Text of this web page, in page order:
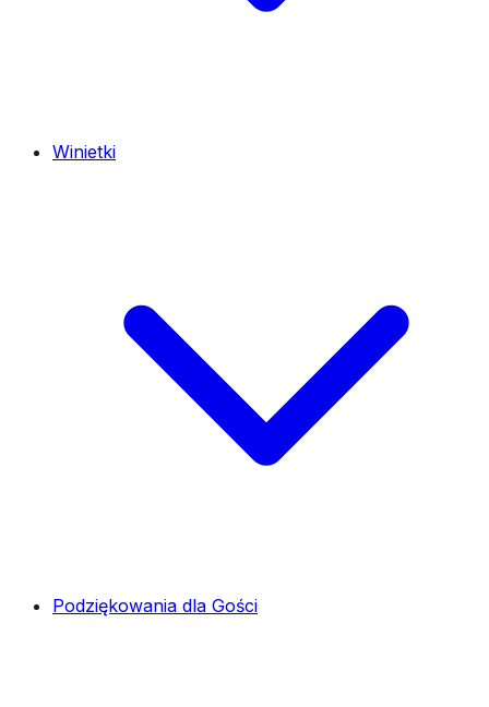
Winietki
Podziękowania dla Gości